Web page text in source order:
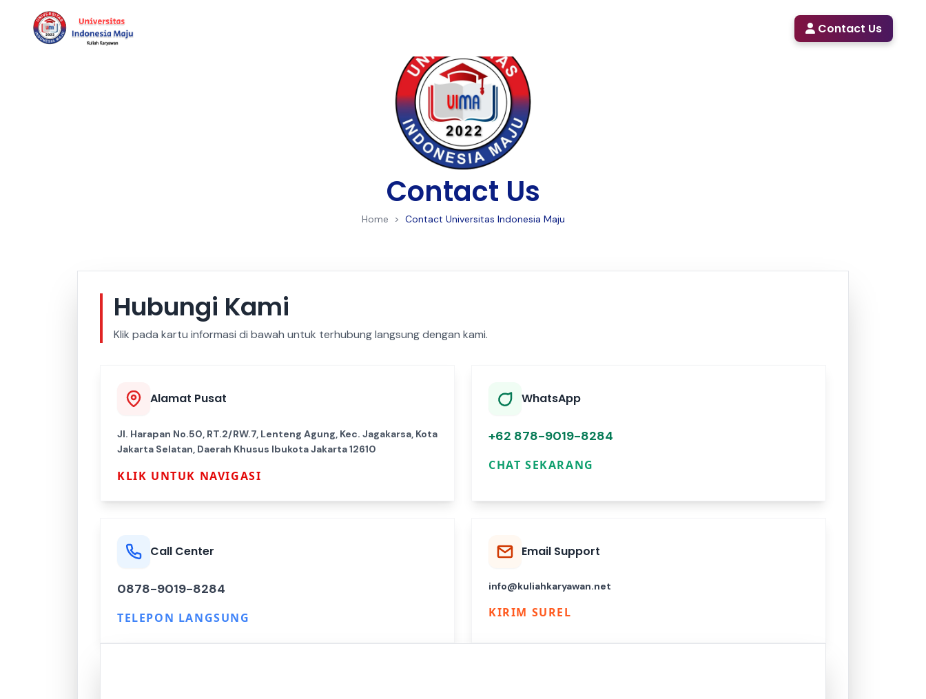
Contact Us
Contact Us
Home > Contact Universitas Indonesia Maju
Hubungi Kami
Klik pada kartu informasi di bawah untuk terhubung langsung dengan kami.
Alamat Pusat
Jl. Harapan No.50, RT.2/RW.7, Lenteng Agung, Kec. Jagakarsa, Kota
Jakarta Selatan, Daerah Khusus Ibukota Jakarta 12610
KLIK UNTUK NAVIGASI
WhatsApp
+62 878-9019-8284
CHAT SEKARANG
Call Center
0878-9019-8284
TELEPON LANGSUNG
Email Support
info@kuliahkaryawan.net
KIRIM SUREL